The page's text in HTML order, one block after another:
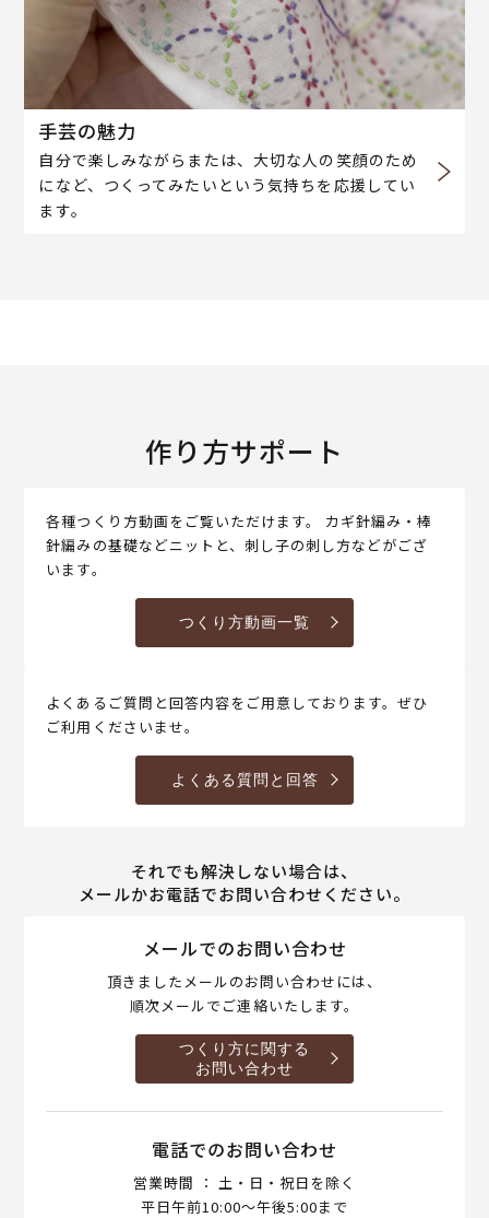
手芸の魅力
自分で楽しみながらまたは、大切な人の笑顔のため
になど、つくってみたいという気持ちを応援してい
ます。
作り方サポート
各種つくり方動画をご覧いただけます。 カギ針編み・棒
針編みの基礎などニットと、刺し子の刺し方などがござ
います。
つくり方動画一覧
よくあるご質問と回答内容をご用意しております。ぜひ
ご利用くださいませ。
よくある質問と回答
それでも解決しない場合は、
メールかお電話でお問い合わせください。
メールでのお問い合わせ
頂きましたメールのお問い合わせには、
順次メールでご連絡いたします。
つくり方に関する
お問い合わせ
電話でのお問い合わせ
営業時間 ： 土・日・祝日を除く
平日午前10:00～午後5:00まで